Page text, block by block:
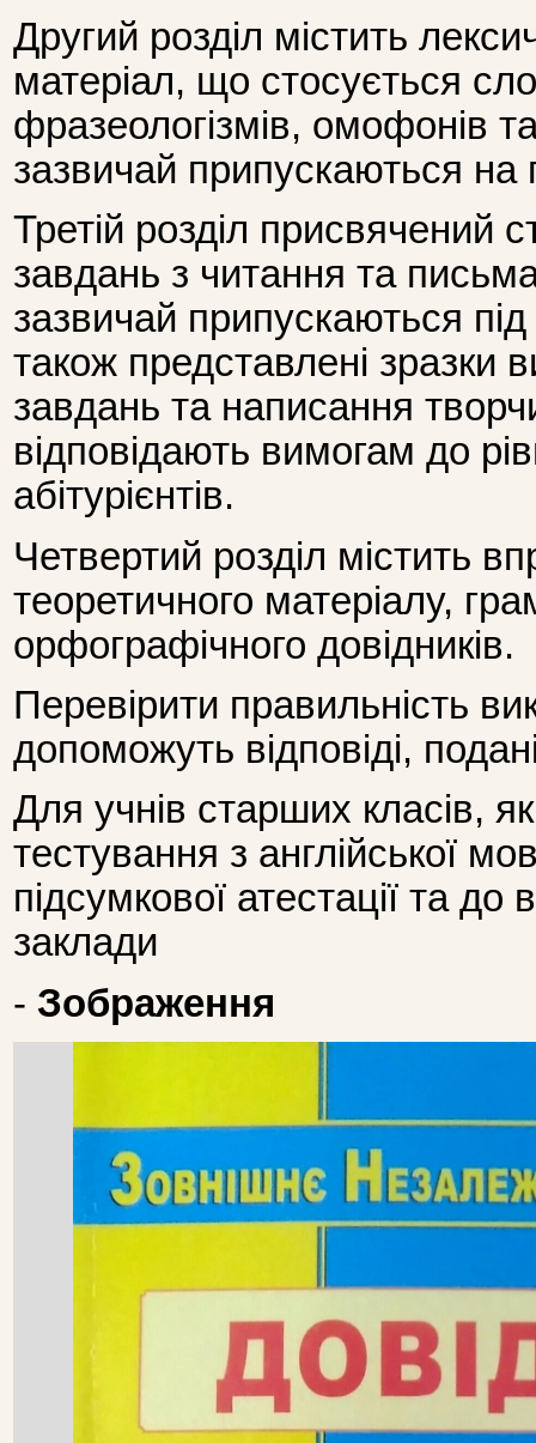
Другий розділ містить
матеріал, що стосується
фразеологізмів, омофонів
зазвичай припускаються на
Третій розділ присвячений
завдань з читання та
зазвичай припускаються
також представлені зразки
завдань та написання
відповідають вимогам до
абітурієнтів.
Четвертий розділ містить
теоретичного матеріалу,
орфографічного довідників.
Перевірити правильність
допоможуть відповіді,
Для учнів старших класів,
тестування з англійської
підсумкової атестації та
заклади
- Зображення